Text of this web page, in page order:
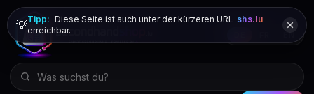
💡Tipp: Diese Seite ist auch unter der kürzeren URL shs.lu
erreichbar.